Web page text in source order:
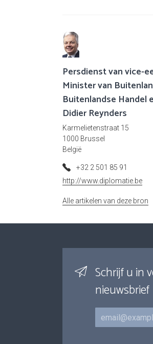
Persdienst van vice-
Minister van
Buitenlandse Handel
Didier Reynders
Karmelietenstraat 15
1000 Brussel
België
+32 2 501 85 91
http://www.diplomatie.be
Alle artikelen van deze bron
Schrijf u in
nieuwsbrief
E-mail